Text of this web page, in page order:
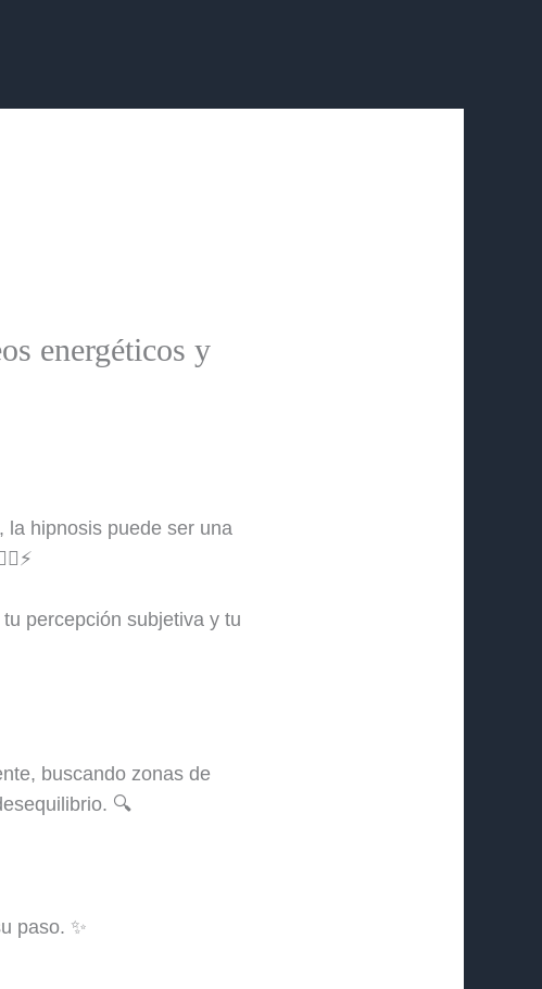
energéticos y
la hipnosis puede ser una
percepción subjetiva y tu
buscando zonas de
🔍
paso. ✨